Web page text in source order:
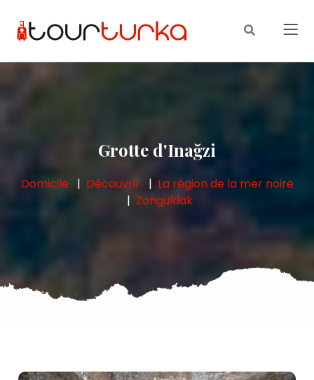
Grotte d'Inağzi
Domicile Découvrir
La région de la mer noire
Zonguldak